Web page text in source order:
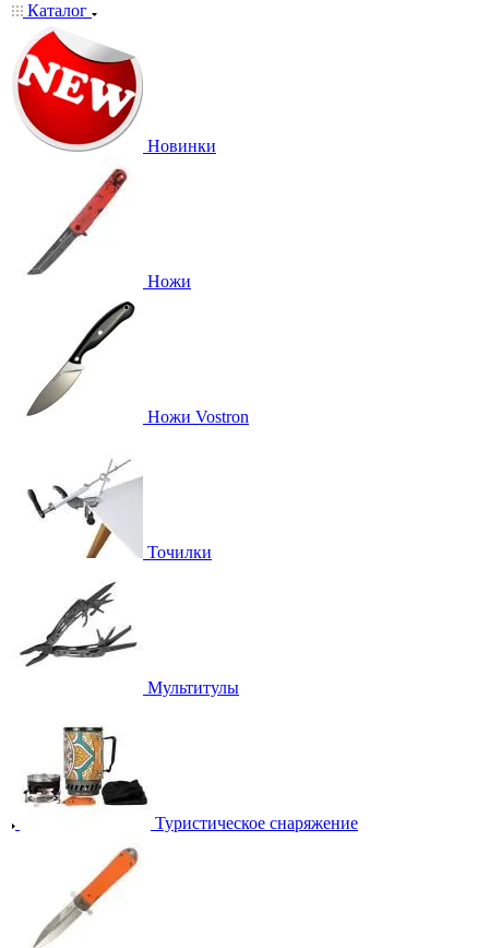
Каталог
Новинки
Ножи
Ножи Vostron
Точилки
Мультитулы
Туристическое снаряжение